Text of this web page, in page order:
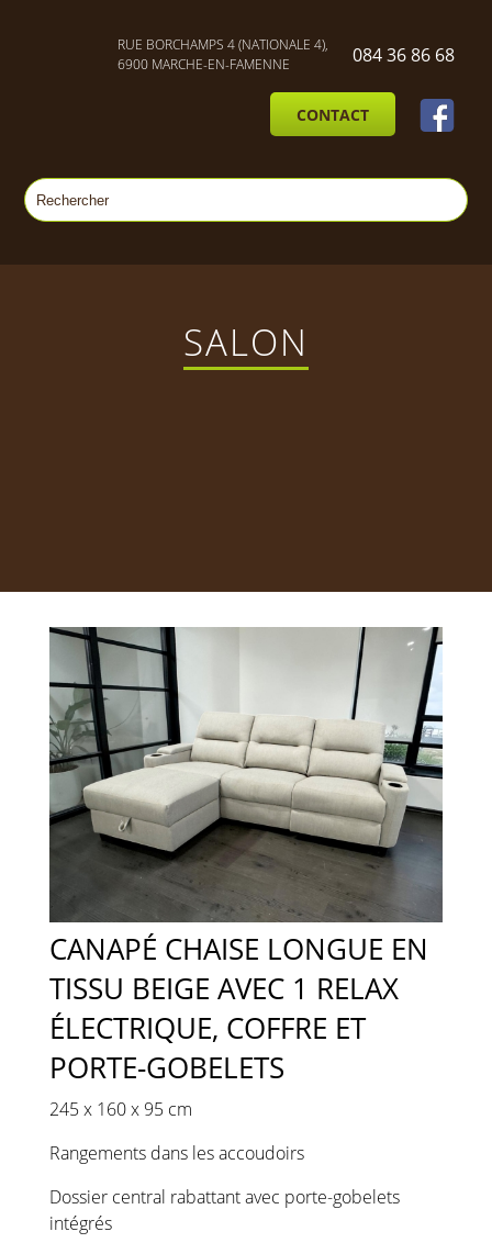
RUE BORCHAMPS 4 (NATIONALE 4),
6900 MARCHE-EN-FAMENNE
084 36 86 68
CONTACT
SALON
CANAPÉ CHAISE LONGUE EN
TISSU BEIGE AVEC 1 RELAX
ÉLECTRIQUE, COFFRE ET
PORTE-GOBELETS
245 x 160 x 95 cm
Rangements dans les accoudoirs
Dossier central rabattant avec porte-gobelets
intégrés